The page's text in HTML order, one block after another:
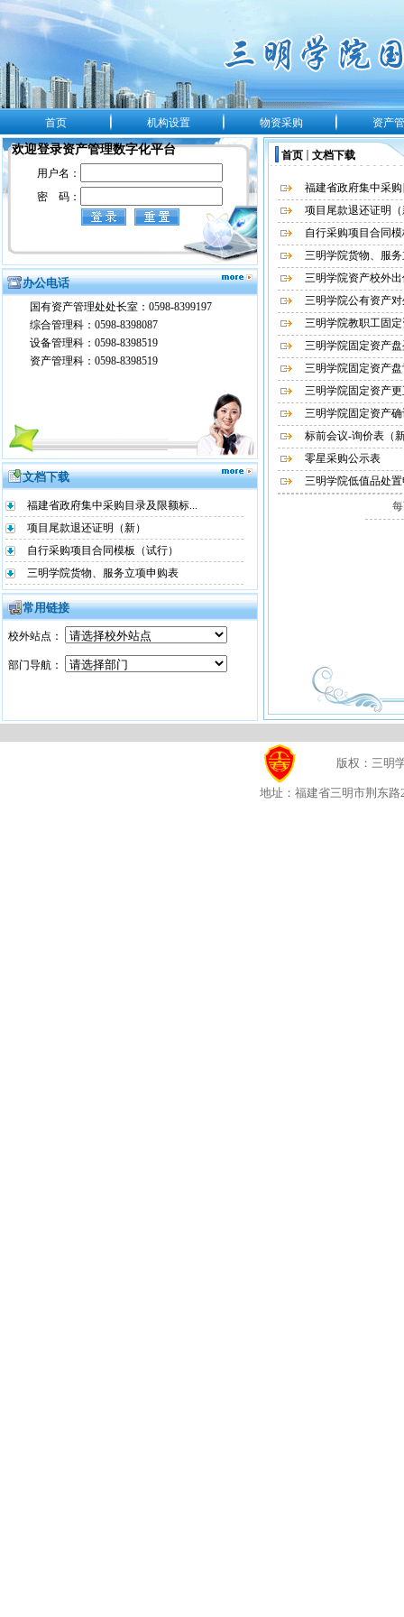
首页 机构设置 物资采购 资产
欢迎登录资产管理数字化平台
用户名：
密
码：
办公电话
国有资产管理处处长室：0598-8399197
综合管理科：0598-8398087
设备管理科：0598-8398519
资产管理科：0598-8398519
文档下载
福建省政府集中采购目录及限额标...
项目尾款退还证明（新）
自行采购项目合同模板（试行）
三明学院货物、服务立项申购表
常用链接
校外站点：
部门导航：
首页 文档下载
福建省政府集中采
项目尾款退还证明
自行采购项目合同
三明学院货物、服
三明学院资产校外
三明学院公有资产
三明学院教职工固
三明学院固定资产
三明学院固定资产
三明学院固定资产
三明学院固定资产
标前会议-询价表（
零星采购公示表
三明学院低值品处
版权：三明
地址：福建省三明市荆东路